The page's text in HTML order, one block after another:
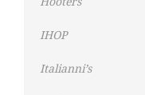
IHOP
Italianni’s